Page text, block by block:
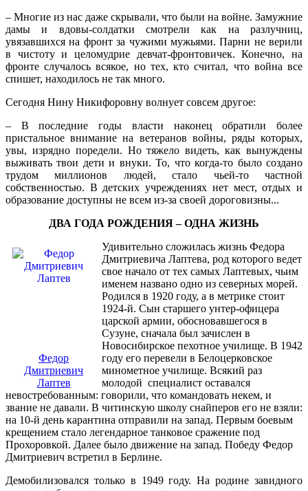
– Многие из нас даже скрывали, что были на войне. Замужние
дамы и вдовы-солдатки смотрели как на разлучниц,
увязавшихся на фронт за чужими мужьями. Парни не верили
в чистоту и целомудрие девчат-фронтовичек. Конечно, на
фронте случалось всякое, но тех, кто считал, что война все
спишет, находилось не так много.
Сегодня Нину Никифоровну волнует совсем другое:
– В последние годы власти наконец обратили более
пристальное внимание на ветеранов войны, ряды которых,
увы, изрядно поредели. Но тяжело видеть, как вынуждены
выживать твои дети и внуки. То, что когда-то было создано
трудом миллионов людей, стало чьей-то частной
собственностью. В детских учреждениях нет мест, отдых и
образование доступны не всем из-за своей дороговизны...
ДВА ГОДА РОЖДЕНИЯ – ОДНА ЖИЗНЬ
Федор
Дмитриевич
Лаптев
Удивительно сложилась жизнь Федора
Дмитриевича Лаптева, род которого ведет
свое начало от тех самых Лаптевых, чьим
именем названо одно из северных морей.
Родился в 1920 году, а в метрике стоит
1924-й. Сын старшего унтер-офицера
царской армии, обосновавшегося в
Сузуне, сначала был зачислен в
Новосибирское пехотное училище. В 1942
году его перевели в Белоцерковское
минометное училище. Всякий раз
молодой специалист оставался
невостребованным: говорили, что командовать некем, и
звание не давали. В читинскую школу снайперов его не взяли:
на 10-й день карантина отправили на запад. Первым боевым
крещением стало легендарное танковое сражение под
Прохоровкой. Далее было движение на запад. Победу Федор
Дмитриевич встретил в Берлине.
Демобилизовался только в 1949 году. На родине завидного